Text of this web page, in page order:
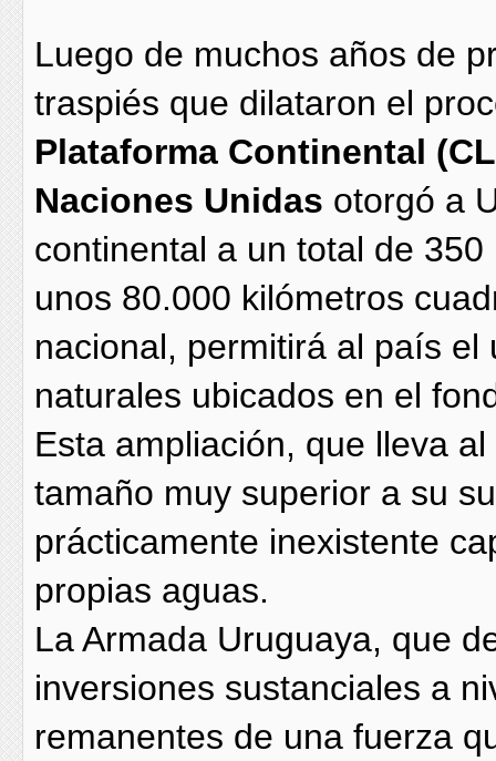
Luego de muchos años de
traspiés que dilataron el
Plataforma Continental
Naciones Unidas otorgó a
continental a un total de
unos 80.000 kilómetros
nacional, permitirá al país
naturales ubicados en el
Esta ampliación, que lleva
tamaño muy superior a su
prácticamente inexistente
propias aguas.
La Armada Uruguaya, que
inversiones sustanciales a
remanentes de una fuerza